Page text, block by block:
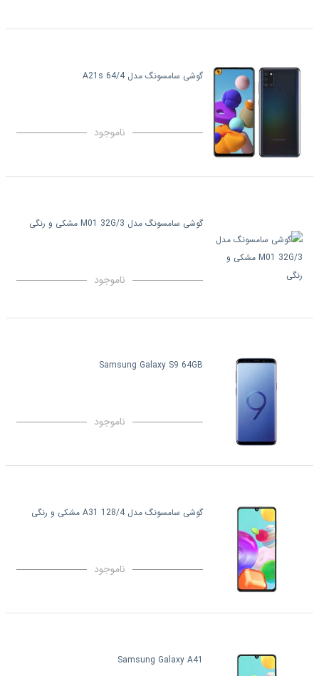
گوشی سامسونگ مدل A21s 64/4
ناموجود
گوشی سامسونگ مدل M01 32G/3 مشکی و رنگی
ناموجود
Samsung Galaxy S9 64GB
ناموجود
گوشی سامسونگ مدل A31 128/4 مشکی و رنگی
ناموجود
Samsung Galaxy A41